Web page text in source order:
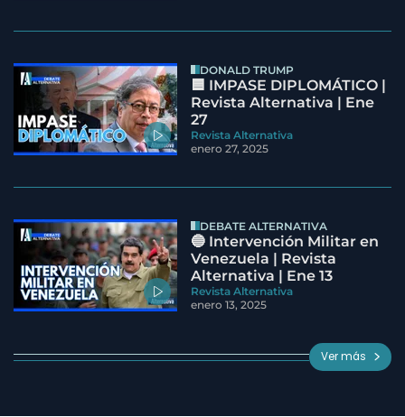
DONALD TRUMP
🟦 IMPASE DIPLOMÁTICO |
Revista Alternativa | Ene
27
Revista Alternativa
enero 27, 2025
DEBATE ALTERNATIVA
🔵 Intervención Militar en
Venezuela | Revista
Alternativa | Ene 13
Revista Alternativa
enero 13, 2025
Ver más